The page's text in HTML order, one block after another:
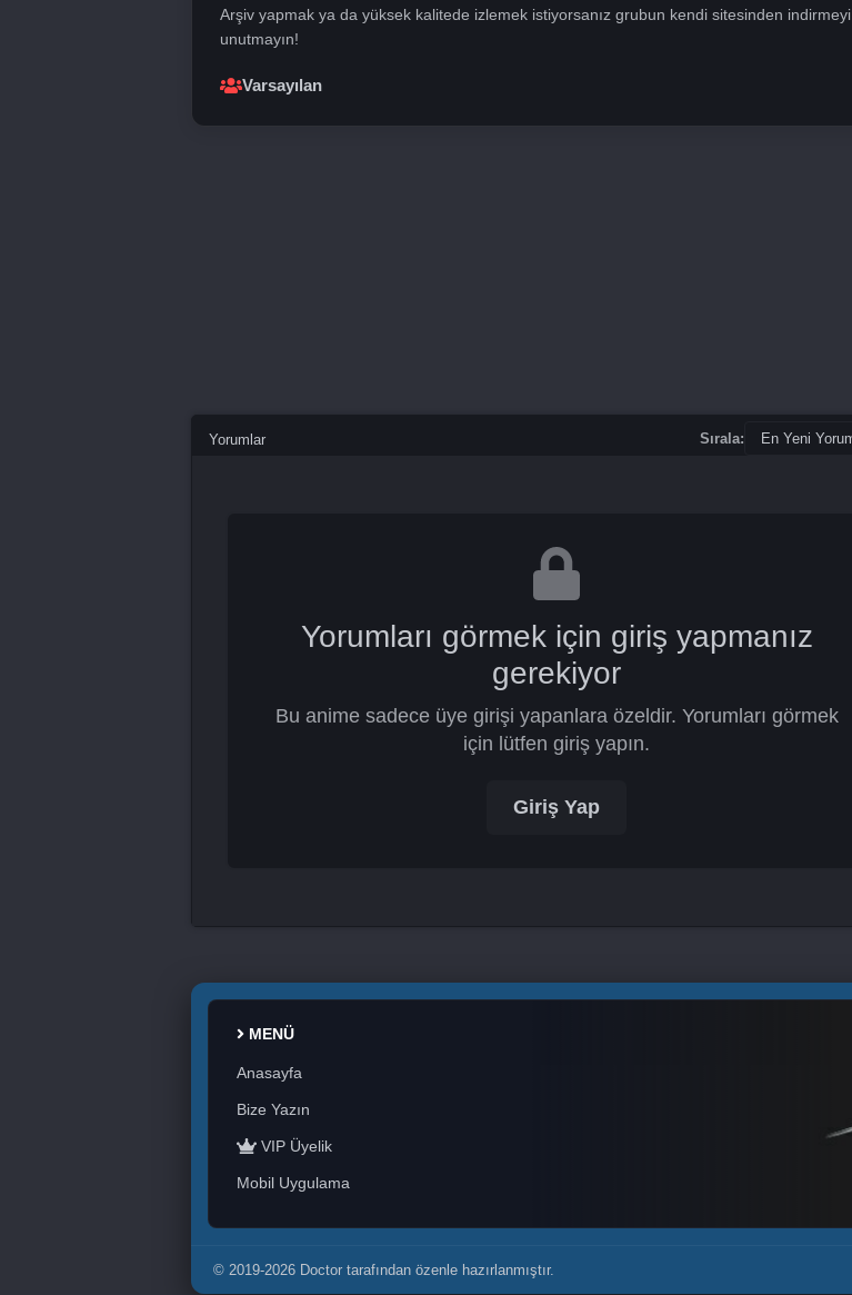
Arşiv yapmak ya da yüksek kalitede izlemek istiyorsanız grubun kendi sitesinden indirmeyi
unutmayın!
Varsayılan
Yorumlar Sırala:
Yorumları görmek için giriş yapmanız
gerekiyor
Bu anime sadece üye girişi yapanlara özeldir. Yorumları görmek
için lütfen giriş yapın.
Giriş Yap
MENÜ
Anasayfa
Bize Yazın
VIP Üyelik
Mobil Uygulama
© 2019-2026 Doctor tarafından özenle hazırlanmıştır.